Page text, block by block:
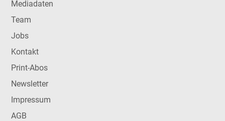
Mediadaten
Team
Jobs
Kontakt
Print-Abos
Newsletter
Impressum
AGB